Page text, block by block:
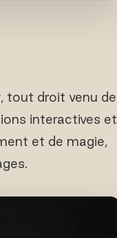
, tout droit venu de
interactives et
et de magie,